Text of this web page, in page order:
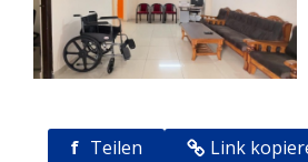
f Teilen Link